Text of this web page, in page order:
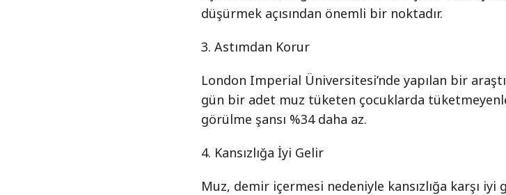
düşürmek açısından önemli bir noktadır.
3. Astımdan Korur
London Imperial Üniversitesi’nde yapılan bir
gün bir adet muz tüketen çocuklarda
görülme şansı %34 daha az.
4. Kansızlığa İyi Gelir
Muz, demir içermesi nedeniyle kansızlığa karşı iyi